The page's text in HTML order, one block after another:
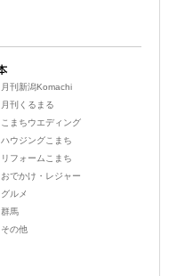
月刊新潟Komachi
月刊くるまる
こまちウエディング
ハウジングこまち
リフォームこまち
おでかけ・レジャー
グルメ
群馬
その他